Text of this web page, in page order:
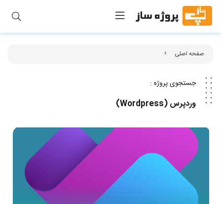
صفحه اصلی
جستجوی پروژه :
وردپرس (Wordpress)